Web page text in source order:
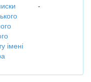
імені
-